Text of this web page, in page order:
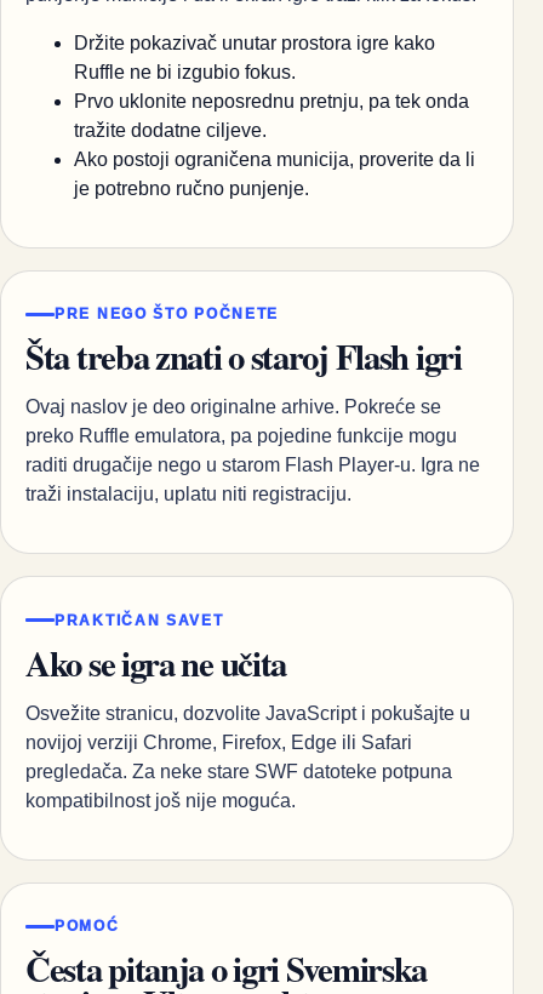
Držite pokazivač unutar prostora igre kako
Ruffle ne bi izgubio fokus.
Prvo uklonite neposrednu pretnju, pa tek onda
tražite dodatne ciljeve.
Ako postoji ograničena municija, proverite da li
je potrebno ručno punjenje.
PRE NEGO ŠTO POČNETE
Šta treba znati o staroj Flash igri
Ovaj naslov je deo originalne arhive. Pokreće se
preko Ruffle emulatora, pa pojedine funkcije mogu
raditi drugačije nego u starom Flash Player-u. Igra ne
traži instalaciju, uplatu niti registraciju.
PRAKTIČAN SAVET
Ako se igra ne učita
Osvežite stranicu, dozvolite JavaScript i pokušajte u
novijoj verziji Chrome, Firefox, Edge ili Safari
pregledača. Za neke stare SWF datoteke potpuna
kompatibilnost još nije moguća.
POMOĆ
Česta pitanja o igri Svemirska